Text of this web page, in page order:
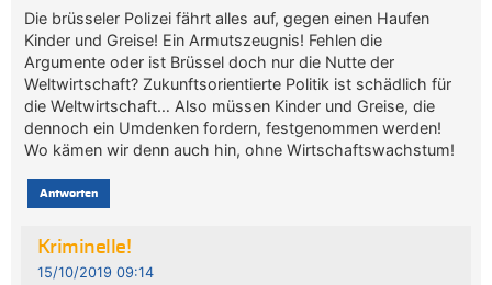
Die brüsseler Polizei fährt alles auf, gegen einen Haufen
Kinder und Greise! Ein Armutszeugnis! Fehlen die
Argumente oder ist Brüssel doch nur die Nutte der
Weltwirtschaft? Zukunftsorientierte Politik ist schädlich für
die Weltwirtschaft… Also müssen Kinder und Greise, die
dennoch ein Umdenken fordern, festgenommen werden!
Wo kämen wir denn auch hin, ohne Wirtschaftswachstum!
Antworten
Kriminelle!
15/10/2019 09:14